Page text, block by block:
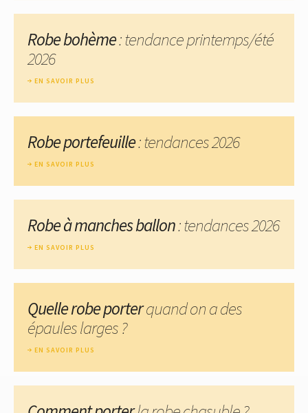
Robe bohème: tendance printemps/été
2026
EN SAVOIR PLUS
Robe portefeuille: tendances 2026
EN SAVOIR PLUS
Robe à manches ballon: tendances 2026
EN SAVOIR PLUS
Quelle robe porterquand on a des
épaules larges ?
EN SAVOIR PLUS